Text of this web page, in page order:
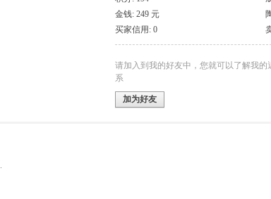
金钱: 249 元
买家信用: 0
请加入到我的好友中，您就可以了解我
系
加为好友